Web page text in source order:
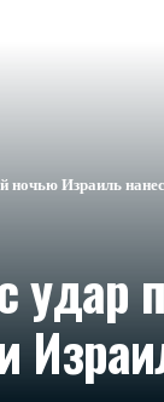
Израиль